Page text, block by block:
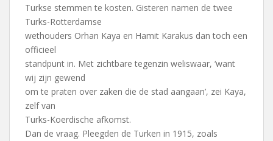
Turkse stemmen te kosten. Gisteren namen de twee
Turks-Rotterdamse
wethouders Orhan Kaya en Hamit Karakus dan toch een
officieel
standpunt in. Met zichtbare tegenzin weliswaar, ‘want
wij zijn gewend
om te praten over zaken die de stad aangaan’, zei Kaya,
zelf van
Turks-Koerdische afkomst.
Dan de vraag. Pleegden de Turken in 1915, zoals